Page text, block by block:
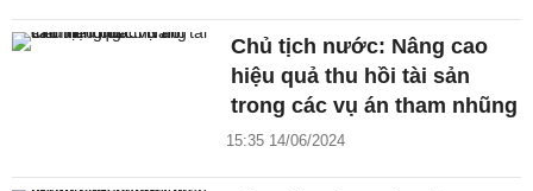
Chủ tịch nước: Nâng cao
hiệu quả thu hồi tài sản
trong các vụ án tham nhũng
15:35 14/06/2024